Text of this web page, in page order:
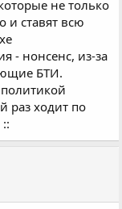
не только
и ставят всю
- нонсенс, из-за
БТИ.
раз ходит по